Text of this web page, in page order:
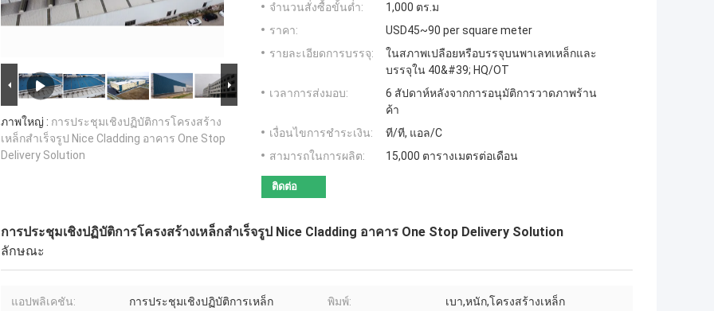
ภาพใหญ่ : การประชุมเชิงปฏิบัติการโครงสร้าง
เหล็กสำเร็จรูป Nice Cladding อาคาร One Stop
Delivery Solution
จำนวนสั่งซื้อขั้นต่ำ:
1,000 ตร.ม
ราคา:
USD45~90 per square meter
รายละเอียดการบรรจุ:
ในสภาพเปลือยหรือบรรจุบนพาเลทเหล็กและ
บรรจุใน 40&#39; HQ/OT
เวลาการส่งมอบ:
6 สัปดาห์หลังจากการอนุมัติการวาดภาพร้าน
ค้า
เงื่อนไขการชำระเงิน:
ที/ที, แอล/C
สามารถในการผลิต:
15,000 ตารางเมตรต่อเดือน
ติดต่อ
การประชุมเชิงปฏิบัติการโครงสร้างเหล็กสำเร็จรูป Nice Cladding อาคาร One Stop Delivery Solution
ลักษณะ
แอปพลิเคชัน: การประชุมเชิงปฏิบัติการเหล็ก พิมพ์: เบา,หนัก,โครงสร้างเหล็ก